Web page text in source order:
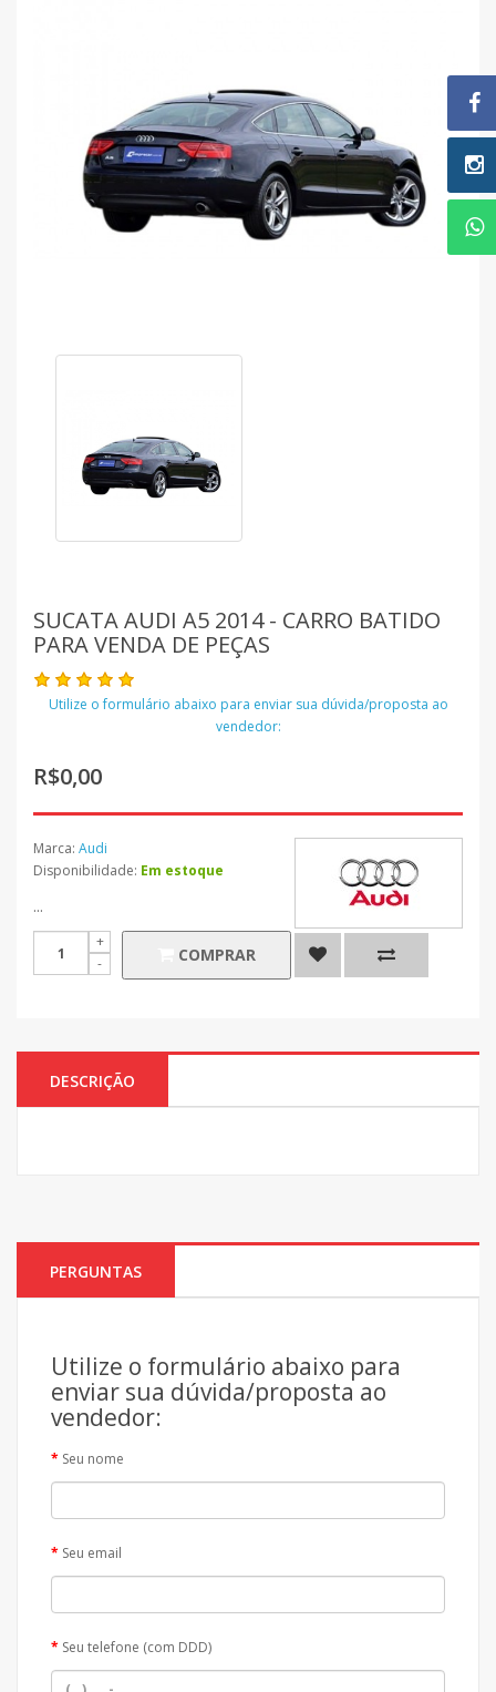
SUCATA AUDI A5 2014 - CARRO BATIDO
PARA VENDA DE PEÇAS
Utilize o formulário abaixo para enviar sua dúvida/proposta ao
vendedor:
R$0,00
Marca: Audi
Disponibilidade: Em estoque
...
COMPRAR
DESCRIÇÃO
PERGUNTAS
Utilize o formulário abaixo para
enviar sua dúvida/proposta ao
vendedor:
Seu nome
Seu email
Seu telefone (com DDD)